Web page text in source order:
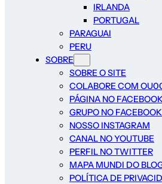
IRLANDA
PORTUGAL
PARAGUAI
PERU
SOBRE
SOBRE O SITE
COLABORE COM
PÁGINA NO FACEBOOK
GRUPO NO FACEBOOK
NOSSO INSTAGRAM
CANAL NO YOUTUBE
PERFIL NO TWITTER
MAPA MUNDI DO
POLÍTICA DE